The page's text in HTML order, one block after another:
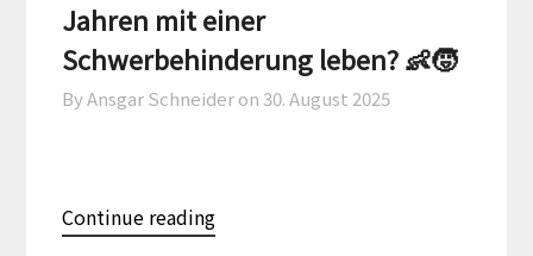
Jahren mit einer
Schwerbehinderung leben? 👶🧒
By Ansgar Schneider on 30. August 2025
Continue reading